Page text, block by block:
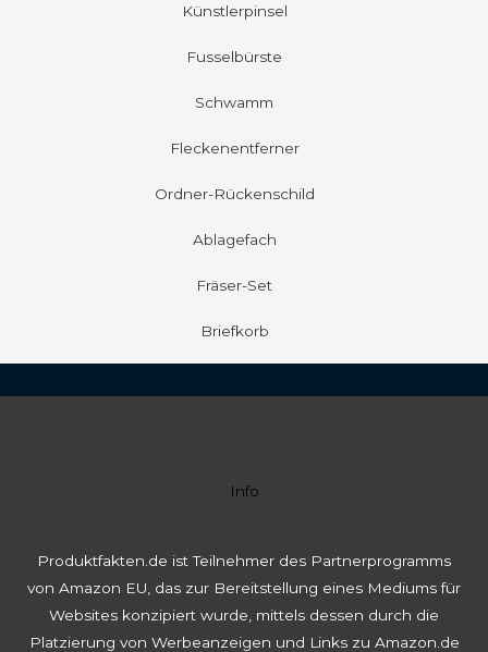
Künstlerpinsel
Fusselbürste
Schwamm
Fleckenentferner
Ordner-Rückenschild
Ablagefach
Fräser-Set
Briefkorb
Info
Produktfakten.de ist Teilnehmer des Partnerprogramms
von Amazon EU, das zur Bereitstellung eines Mediums für
Websites konzipiert wurde, mittels dessen durch die
Platzierung von Werbeanzeigen und Links zu Amazon.de